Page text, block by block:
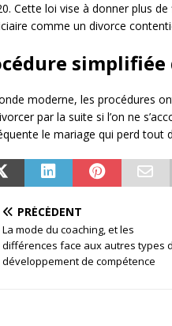
Cette loi vise à donner plus
comme un divorce
moderne, les procédures
par la suite si l’on ne
le mariage qui perd tout
PRÉCÉDENT
La mode du coaching, et les
différences face aux autres types
développement de compétence